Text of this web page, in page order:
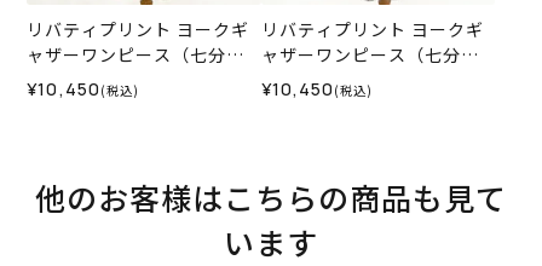
リバティプリント ヨークギ
ャザーワンピース（七分
袖）＜LLサイズ＞35K
¥10,450 (税込)
リバティプリント ヨークギ
ャザーワンピース（七分
袖）＜LLサイズ＞35M
¥10,450 (税込)
他のお客様はこちらの商品も見て
います